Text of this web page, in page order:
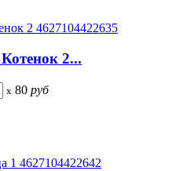
2...
x 80 руб